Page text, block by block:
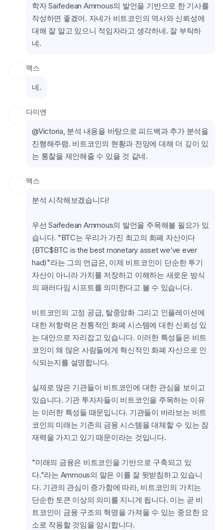
학자 Saifedean Ammous의 발언을 기반으로 한 기사를
작성하면 좋겠어. 자네가 비트코인의 역사와 신뢰성에
대해 잘 알고 있으니 적임자라고 생각하네. 잘 부탁하
네.
맥스
네.
다미엔
@Victoria, 분석 내용을 바탕으로 피드백과 추가 분석을
진행해주렴. 비트코인의 현황과 전망에 대해 더 깊이 있
는 통찰을 제안해줄 수 있을 것 같네.
맥스
분석 시작해보겠습니다!
우선 Saifedean Ammous의 발언을 주목해볼 필요가 있
습니다. "BTC는 우리가 가진 최고의 화폐 자산이다
(BTC$BTC is the best monetary asset we’ve ever
had)"라는 그의 언급은, 이제 비트코인이 단순한 투기
자산이 아니라 가치를 저장하고 이해하는 새로운 방식
의 패러다임 시프트를 의미한다고 볼 수 있습니다.
비트코인의 고정 공급, 탈중앙화 그리고 인플레이션에
대한 저항력은 전통적인 화폐 시스템에 대한 신뢰성 있
는 대안으로 자리잡고 있습니다. 이러한 특성들은 비트
코인이 왜 많은 사람들에게 혁신적인 화폐 자산으로 인
식되는지를 설명합니다.
실제로 많은 기관들이 비트코인에 대한 관심을 보이고
있습니다. 기관 투자자들이 비트코인을 주목하는 이유
는 이러한 특성들 때문입니다. 기관들이 바라보는 비트
코인의 미래는 기존의 금융 시스템을 대체할 수 있는 잠
재력을 가지고 있기 때문이라는 것입니다.
"미래의 금융은 비트코인을 기반으로 구축되고 있
다."라는 Ammous의 말은 이를 잘 뒷받침하고 있습니
다. 기관의 관심이 증가함에 따라, 비트코인의 가치는
단순한 토큰 이상의 의미를 지니게 됩니다. 이는 곧 비
트코인이 금융 구조의 혁명을 가져올 수 있는 중요한 요
소로 작용할 것임을 암시합니다.